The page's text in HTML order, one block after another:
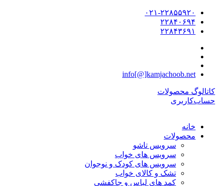
۰۲۱-۲۲۸۵۵۹۲۰
۲۲۸۴۰۶۹۴
۲۲۸۴۳۶۹۱
info[@]kamjachoob.net
کاتالوگ محصولات
حساب‌کاربری
خانه
محصولات
سرویس تاشو
سرویس های خواب
سرویس های کودک و نوجوان
تشک و کالای خواب
کمد های لباس و جاکفشی